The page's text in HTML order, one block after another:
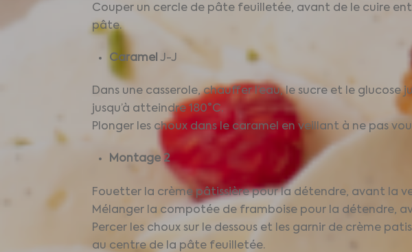
Couper un cercle de pâte feuilletée, avant de le cuire
pâte.
Caramel J-J
Dans une casserole, chauffer l’eau, le sucre et le
jusqu’à atteindre 180°C.
Plonger les choux dans le caramel en veillant à ne pas
Montage 2
Fouetter la crème pâtissière pour la détendre, avant la
Mélanger la compotée de framboise pour la détendre,
Percer les choux sur le dessous et les garnir de crème
au centre de la pâte feuilletée.